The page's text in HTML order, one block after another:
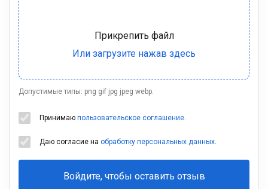
Допустимые типы: png gif jpg jpeg webp.
Принимаю пользовательское соглашение.
Даю согласие на обработку персональных данных.
Войдите, чтобы оставить отзыв